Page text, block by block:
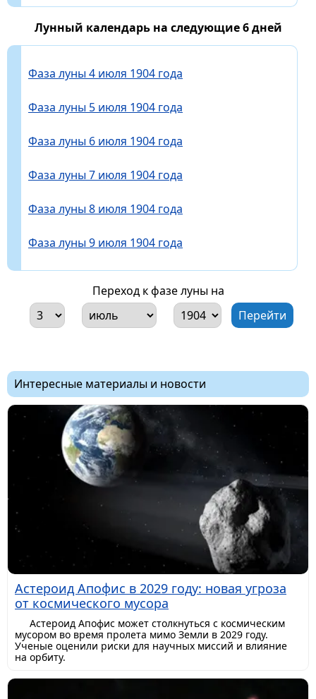
Лунный календарь на следующие 6 дней
Фаза луны 4 июля 1904 года
Фаза луны 5 июля 1904 года
Фаза луны 6 июля 1904 года
Фаза луны 7 июля 1904 года
Фаза луны 8 июля 1904 года
Фаза луны 9 июля 1904 года
Переход к фазе луны на
Интересные материалы и новости
Астероид Апофис в 2029 году: новая угроза
от космического мусора
Астероид Апофис может столкнуться с космическим
мусором во время пролета мимо Земли в 2029 году.
Ученые оценили риски для научных миссий и влияние
на орбиту.